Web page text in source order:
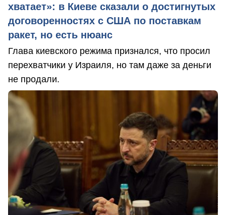
хватает»: в Киеве сказали о достигнутых
договоренностях с США по поставкам
ракет, но есть нюанс
Глава киевского режима признался, что просил
перехватчики у Израиля, но там даже за деньги
не продали.